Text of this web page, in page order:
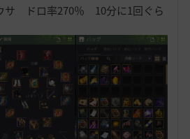
サ ドロ率270％ 10分に1回ぐら